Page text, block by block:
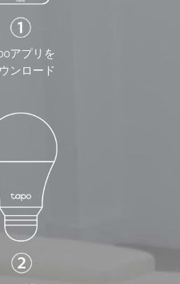
アプリを
ンロード